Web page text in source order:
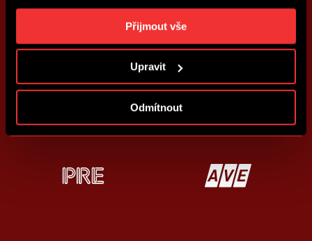
cookies a účely zpracování si můžete nastavit v
„Podrobném nastavení“. Nastavení cookies si můžete
kdykoliv změnit. Jak takovou úpravu provést a další
Přijmout vše
Upravit
Odmítnout